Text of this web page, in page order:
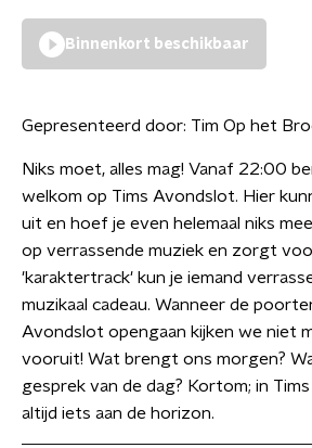
Binnenkort beschikbaar
Gepresenteerd door: Tim Op het
Niks moet, alles mag! Vanaf 22:00
welkom op Tims Avondslot. Hier
uit en hoef je even helemaal niks
op verrassende muziek en zorgt
'karaktertrack' kun je iemand
muzikaal cadeau. Wanneer de
Avondslot opengaan kijken we niet
vooruit! Wat brengt ons morgen?
gesprek van de dag? Kortom; in
altijd iets aan de horizon.